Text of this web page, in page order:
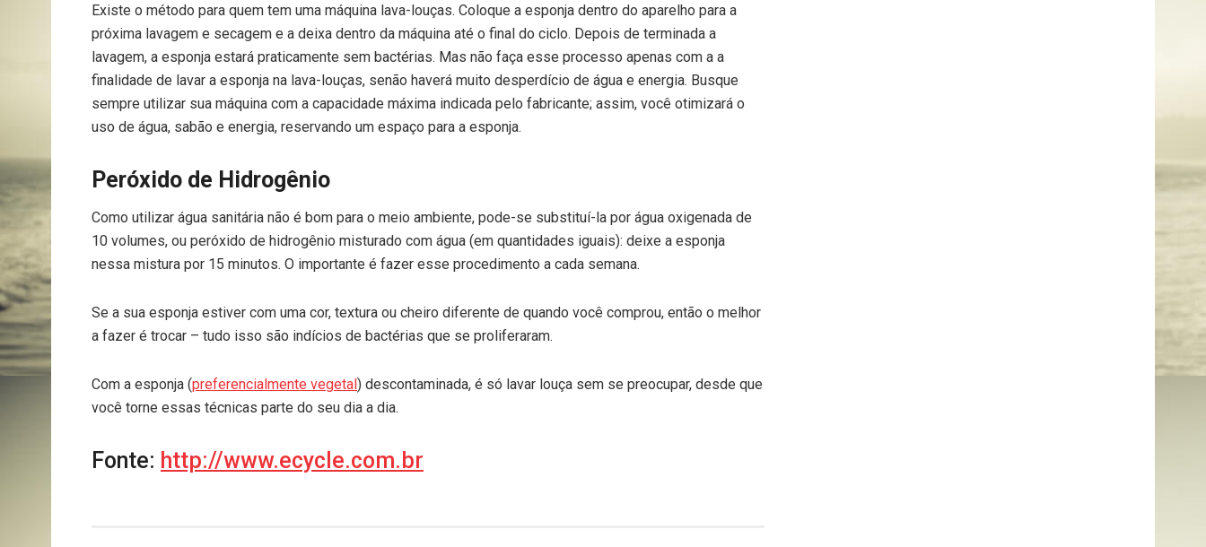
Existe o método para quem tem uma máquina lava-louças. Coloque a esponja dentro do aparelho para a
próxima lavagem e secagem e a deixa dentro da máquina até o final do ciclo. Depois de terminada a
lavagem, a esponja estará praticamente sem bactérias. Mas não faça esse processo apenas com a a
finalidade de lavar a esponja na lava-louças, senão haverá muito desperdício de água e energia. Busque
sempre utilizar sua máquina com a capacidade máxima indicada pelo fabricante; assim, você otimizará o
uso de água, sabão e energia, reservando um espaço para a esponja.
Peróxido de Hidrogênio
Como utilizar água sanitária não é bom para o meio ambiente, pode-se substituí-la por água oxigenada de
10 volumes, ou peróxido de hidrogênio misturado com água (em quantidades iguais): deixe a esponja
nessa mistura por 15 minutos. O importante é fazer esse procedimento a cada semana.
Se a sua esponja estiver com uma cor, textura ou cheiro diferente de quando você comprou, então o melhor
a fazer é trocar – tudo isso são indícios de bactérias que se proliferaram.
Com a esponja (preferencialmente vegetal) descontaminada, é só lavar louça sem se preocupar, desde que
você torne essas técnicas parte do seu dia a dia.
Fonte: http://www.ecycle.com.br